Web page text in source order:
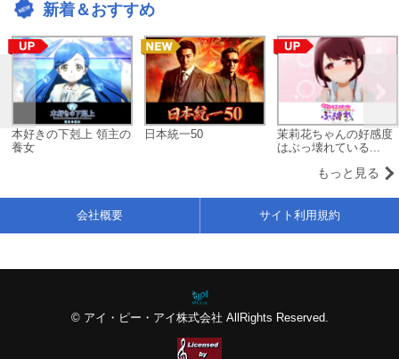
新着＆おすすめ
本好きの下剋上 領主の
養女
日本統一50
茉莉花ちゃんの好感度
はぶっ壊れている...
もっと見る
© アイ・ピー・アイ株式会社 AllRights Reserved.
会社概要 サイト利用規約